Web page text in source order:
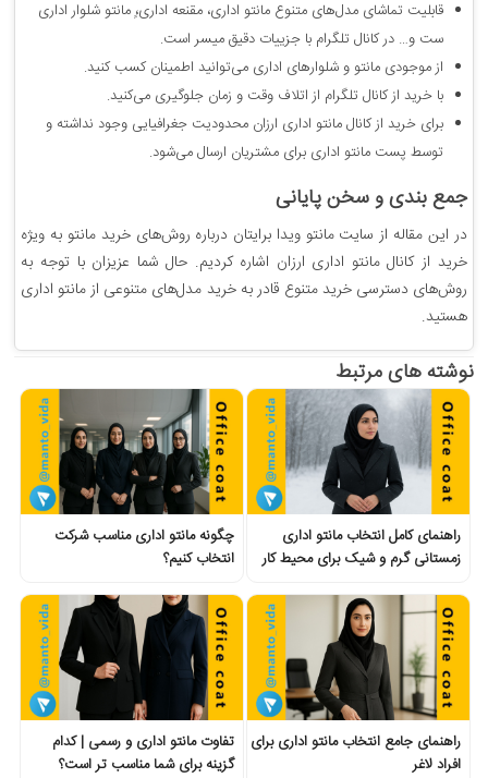
قابلیت تماشای مدل‌های متنوع مانتو اداری، مقنعه اداری،ٍ مانتو شلوار اداری
ست و… در کانال تلگرام با جزییات دقیق میسر است.
از موجودی مانتو و شلوارهای اداری می‌توانید اطمینان کسب کنید.
با خرید از کانال تلگرام از اتلاف وقت و زمان جلوگیری می‌کنید.
برای خرید از کانال مانتو اداری ارزان محدودیت جغرافیایی وجود نداشته و
توسط پست مانتو اداری برای مشتریان ارسال می‌شود.
جمع بندی و سخن پایانی
در این مقاله از سایت مانتو ویدا برایتان درباره روش‌های خرید مانتو به ویژه
خرید از کانال مانتو اداری ارزان اشاره کردیم. حال شما عزیزان با توجه به
روش‌های دسترسی خرید متنوع قادر به خرید مدل‌های متنوعی از مانتو اداری
هستید.
نوشته های مرتبط
راهنمای کامل انتخاب مانتو اداری
زمستانی گرم و شیک برای محیط کار
چگونه مانتو اداری مناسب شرکت
انتخاب کنیم؟
راهنمای جامع انتخاب مانتو اداری برای
افراد لاغر
تفاوت مانتو اداری و رسمی | کدام
گزینه برای شما مناسب تر است؟